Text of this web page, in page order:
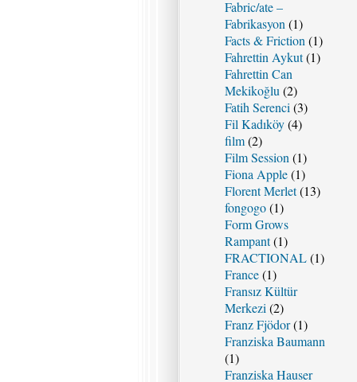
Fabric/ate –
Fabrikasyon (1)
Facts & Friction (1)
Fahrettin Aykut(1)
Fahrettin Can
Mekikoğlu (2)
Fatih Serenci (3)
Fil Kadıköy(4)
film(2)
Film Session (1)
Fiona Apple(1)
Florent Merlet(13)
fongogo(1)
Form Grows
Rampant(1)
FRACTIONAL(1)
France(1)
Fransız Kültür
Merkezi (2)
Franz Fjödor(1)
Franziska Baumann
(1)
Franziska Hauser